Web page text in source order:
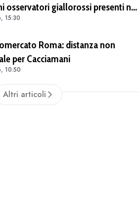
osservatori giallorossi presenti nel
di Champions con il Lione
15:30
Roma: distanza non
per Cacciamani
10:50
Altri articoli